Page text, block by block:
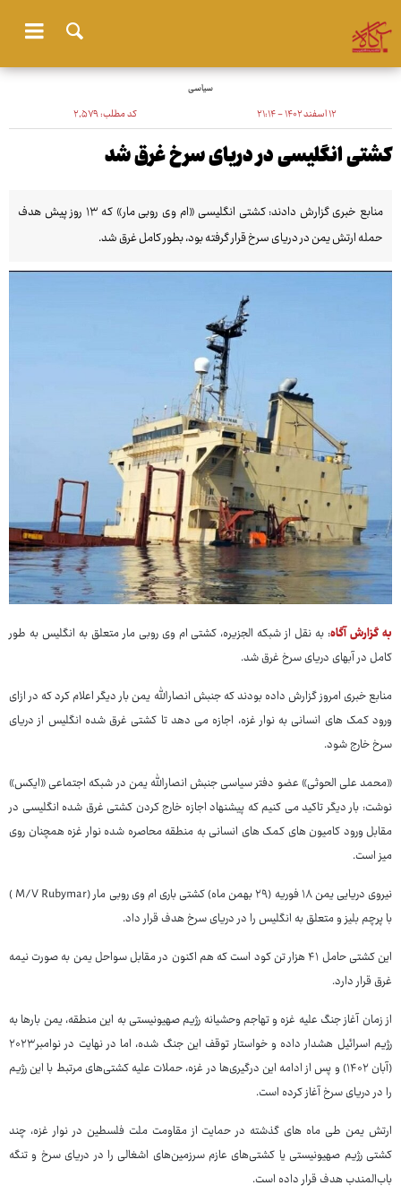
سیاسی
۱۲ اسفند ۱۴۰۲ - ۲۱:۱۴ کد مطلب:۲٬۵۷۹
کشتی انگلیسی در دریای سرخ غرق شد
منابع خبری گزارش دادند: کشتی انگلیسی «ام وی روبی مار» که ۱۳ روز پیش هدف
حمله ارتش یمن در دریای سرخ قرار گرفته بود، بطور کامل غرق شد.
به گزارش آگاه: به نقل از شبکه الجزیره، کشتی ام وی روبی مار متعلق به انگلیس به طور
کامل در آبهای دریای سرخ غرق شد.
منابع خبری امروز گزارش داده بودند که جنبش انصارالله یمن بار دیگر اعلام کرد که در ازای
ورود کمک های انسانی به نوار غزه، اجازه می دهد تا کشتی غرق شده انگلیس از دریای
سرخ خارج شود.
«محمد علی الحوثی» عضو دفتر سیاسی جنبش انصارالله یمن در شبکه اجتماعی «ایکس»
نوشت: بار دیگر تاکید می کنیم که پیشنهاد اجازه خارج کردن کشتی غرق شده انگلیسی در
مقابل ورود کامیون های کمک های انسانی به منطقه محاصره شده نوار غزه همچنان روی
میز است.
نیروی دریایی یمن ۱۸ فوریه (۲۹ بهمن ماه) کشتی باری ام وی روبی مار (M/V Rubymar )
با پرچم بلیز و متعلق به انگلیس را در دریای سرخ هدف قرار داد.
این کشتی حامل ۴۱ هزار تن کود است که هم اکنون در مقابل سواحل یمن به صورت نیمه
غرق قرار دارد.
از زمان آغاز جنگ علیه غزه و تهاجم وحشیانه رژیم صهیونیستی به این منطقه، یمن بارها به
رژیم اسرائیل هشدار داده و خواستار توقف این جنگ شده، اما در نهایت در نوامبر۲۰۲۳
(آبان ۱۴۰۲) و پس از ادامه این درگیری‌ها در غزه، حملات علیه کشتی‌های مرتبط با این رژیم
را در دریای سرخ آغاز کرده است.
ارتش یمن طی ماه های گذشته در حمایت از مقاومت ملت فلسطین در نوار غزه، چند
کشتی رژیم صهیونیستی یا کشتی‌های عازم سرزمین‌های اشغالی را در دریای سرخ و تنگه
باب‌المندب هدف قرار داده است.